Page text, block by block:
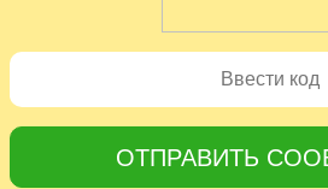
ОТПРАВИТЬ